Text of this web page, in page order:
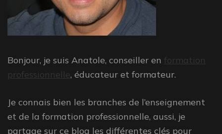
Bonjour, je suis Anatole, conseiller en formation
professionnelle, éducateur et formateur.
Je connais bien les branches de l’enseignement
et de la formation professionnelle, aussi, je
partage sur ce blog les différentes clés pour